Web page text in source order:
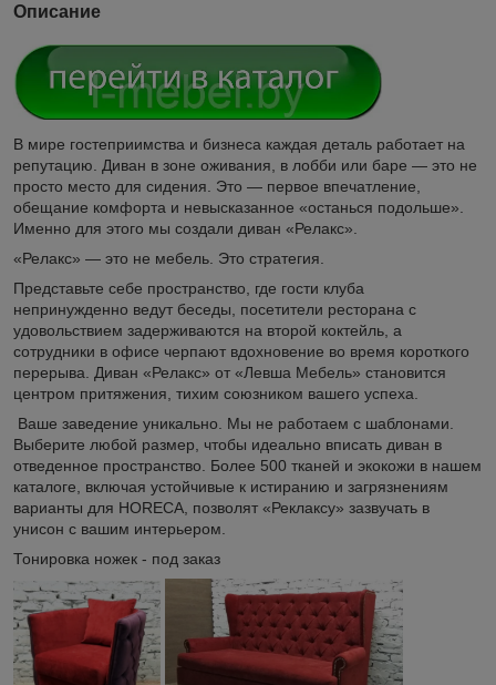
Описание
В мире гостеприимства и бизнеса каждая деталь работает на
репутацию. Диван в зоне оживания, в лобби или баре — это не
просто место для сидения. Это — первое впечатление,
обещание комфорта и невысказанное «останься подольше».
Именно для этого мы создали диван «Релакс».
«Релакс» — это не мебель. Это стратегия.
Представьте себе пространство, где гости клуба
непринужденно ведут беседы, посетители ресторана с
удовольствием задерживаются на второй коктейль, а
сотрудники в офисе черпают вдохновение во время короткого
перерыва. Диван «Релакс» от «Левша Мебель» становится
центром притяжения, тихим союзником вашего успеха.
Ваше заведение уникально. Мы не работаем с шаблонами.
Выберите любой размер, чтобы идеально вписать диван в
отведенное пространство. Более 500 тканей и экокожи в нашем
каталоге, включая устойчивые к истиранию и загрязнениям
варианты для HORECA, позволят «Реклаксу» зазвучать в
унисон с вашим интерьером.
Тонировка ножек - под заказ